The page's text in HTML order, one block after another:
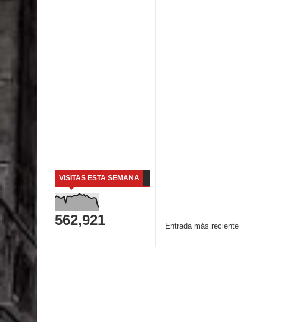
VISITAS ESTA SEMANA
562,921 Entrada más reciente